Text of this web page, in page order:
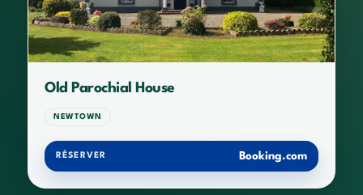
Old Parochial House
NEWTOWN
RÉSERVER Booking.com